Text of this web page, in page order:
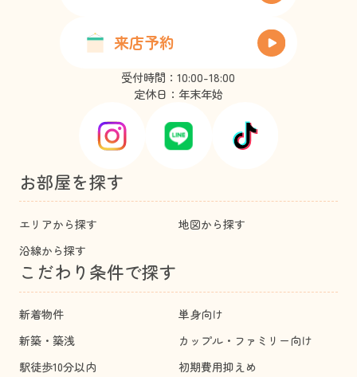
来店予約
受付時間：10:00-18:00
定休日：年末年始
お部屋を探す
エリアから探す
地図から探す
沿線から探す
こだわり条件で探す
新着物件
単身向け
新築・築浅
カップル・ファミリー向け
駅徒歩10分以内
初期費用抑えめ